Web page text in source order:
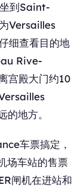
到Saint-
Versailles
细查看目的地
Rive-
宫殿大门约10
地方。
车票搞定，
场车站的售票
闸机在进站和